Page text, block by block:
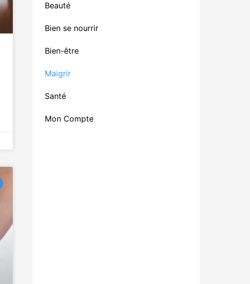
Beauté
Bien se nourrir
Bien-être
Maigrir
Santé
Mon Compte